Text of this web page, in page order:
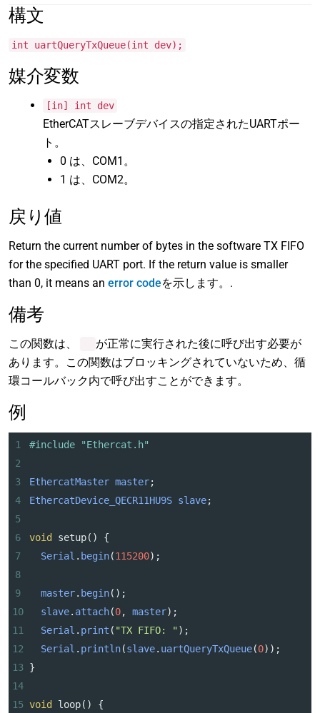
構文
int uartQueryTxQueue(int dev);
媒介変数
[in] int dev
EtherCATスレーブデバイスの指定されたUARTポー
ト。
0 は、COM1。
1 は、COM2。
戻り値
Return the current number of bytes in the software TX FIFO
for the specified UART port. If the return value is smaller
than 0, it means an error codeを示します。.
備考
この関数は、
が正常に実行された後に呼び出す必要が
あります。この関数はブロッキングされていないため、循
環コールバック内で呼び出すことができます。
例
1
#include "Ethercat.h"
2
3
EthercatMaster master;
4
EthercatDevice_QECR11HU9S slave;
5
6
void setup() {
7
Serial . begin(115200);
8
9
master. begin();
10
slave. attach(0, master);
11
Serial . print ( "TX FIFO: " );
12
Serial . println(slave. uartQueryTxQueue(0));
13
}
14
15 void loop() {